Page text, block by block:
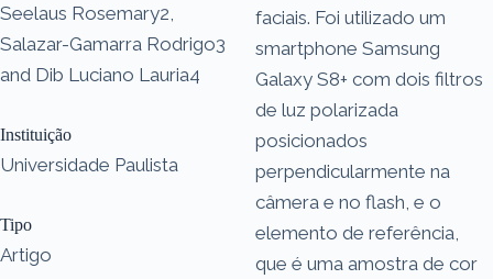
Seelaus Rosemary2,
Salazar-Gamarra Rodrigo3
and Dib Luciano Lauria4
Instituição
Universidade Paulista
Tipo
Artigo
faciais. Foi utilizado um
smartphone Samsung
Galaxy S8+ com dois filtros
de luz polarizada
posicionados
perpendicularmente na
câmera e no flash, e o
elemento de referência,
que é uma amostra de cor